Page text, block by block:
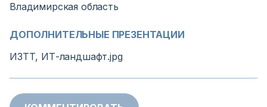
Владимирская область
ДОПОЛНИТЕЛЬНЫЕ ПРЕЗЕНТАЦИИ
ИЗТТ, ИТ-ландшафт.jpg